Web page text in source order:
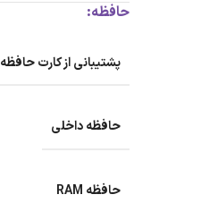
حافظه:
پشتیبانی از کارت حافظه
حافظه داخلی
حافظه RAM